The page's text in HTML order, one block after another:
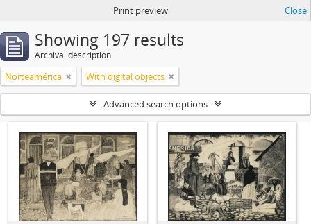
Print preview Close
Showing 197 results
Archival description
Norteamérica With digital objects
Advanced search options